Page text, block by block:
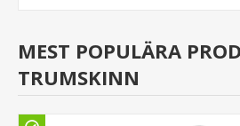
MEST POPULÄRA
TRUMSKINN